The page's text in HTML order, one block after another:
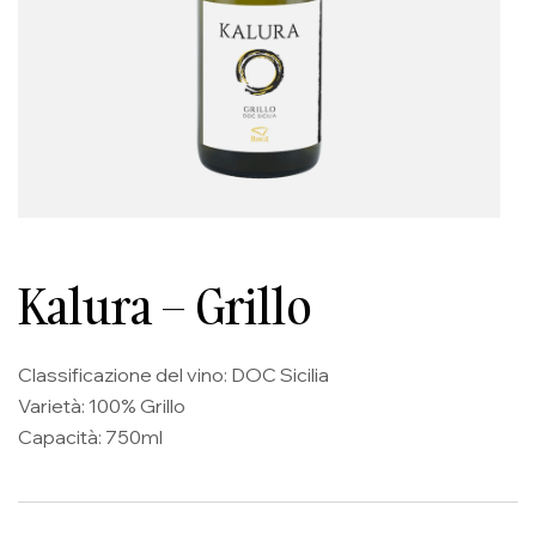
Kalura – Grillo
Classificazione del vino: DOC Sicilia
Varietà: 100% Grillo
Capacità: 750ml